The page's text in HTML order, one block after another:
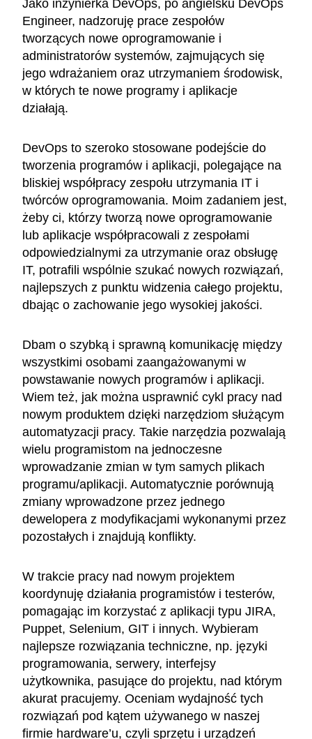
Jako inżynierka DevOps, po angielsku DevOps
Engineer, nadzoruję prace zespołów
tworzących nowe oprogramowanie i
administratorów systemów, zajmujących się
jego wdrażaniem oraz utrzymaniem środowisk,
w których te nowe programy i aplikacje
działają.
DevOps to szeroko stosowane podejście do
tworzenia programów i aplikacji, polegające na
bliskiej współpracy zespołu utrzymania IT i
twórców oprogramowania. Moim zadaniem jest,
żeby ci, którzy tworzą nowe oprogramowanie
lub aplikacje współpracowali z zespołami
odpowiedzialnymi za utrzymanie oraz obsługę
IT, potrafili wspólnie szukać nowych rozwiązań,
najlepszych z punktu widzenia całego projektu,
dbając o zachowanie jego wysokiej jakości.
Dbam o szybką i sprawną komunikację między
wszystkimi osobami zaangażowanymi w
powstawanie nowych programów i aplikacji.
Wiem też, jak można usprawnić cykl pracy nad
nowym produktem dzięki narzędziom służącym
automatyzacji pracy. Takie narzędzia pozwalają
wielu programistom na jednoczesne
wprowadzanie zmian w tym samych plikach
programu/aplikacji. Automatycznie porównują
zmiany wprowadzone przez jednego
dewelopera z modyfikacjami wykonanymi przez
pozostałych i znajdują konflikty.
W trakcie pracy nad nowym projektem
koordynuję działania programistów i testerów,
pomagając im korzystać z aplikacji typu JIRA,
Puppet, Selenium, GIT i innych. Wybieram
najlepsze rozwiązania techniczne, np. języki
programowania, serwery, interfejsy
użytkownika, pasujące do projektu, nad którym
akurat pracujemy. Oceniam wydajność tych
rozwiązań pod kątem używanego w naszej
firmie hardware’u, czyli sprzętu i urządzeń